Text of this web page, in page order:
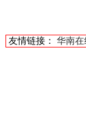
友情链接： 华南在